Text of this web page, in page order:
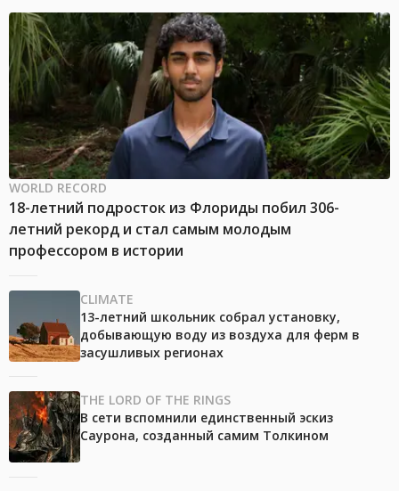
WORLD RECORD
18-летний подросток из Флориды побил 306-
летний рекорд и стал самым молодым
профессором в истории
CLIMATE
13-летний школьник собрал установку,
добывающую воду из воздуха для ферм в
засушливых регионах
THE LORD OF THE RINGS
В сети вспомнили единственный эскиз
Саурона, созданный самим Толкином